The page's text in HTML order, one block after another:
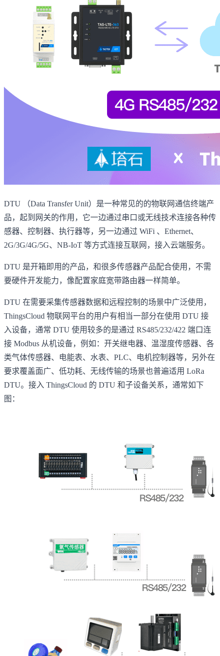
DTU （Data Transfer Unit）是一种常见的的物联网通信终端产
品，起到网关的作用，它一边通过串口或无线技术连接各种传
感器、控制器、执行器等，另一边通过 WiFi 、Ethernet、
2G/3G/4G/5G、NB-IoT 等方式连接互联网，接入云端服务。
DTU 是开箱即用的产品，和很多传感器产品配合使用，不需
要硬件开发能力，像配置家庭宽带路由器一样简单。
DTU 在需要采集传感器数据和远程控制的场景中广泛使用，
ThingsCloud 物联网平台的用户有相当一部分在使用 DTU 接
入设备，通常 DTU 使用较多的是通过 RS485/232/422 端口连
接 Modbus 从机设备，例如：开关继电器、温湿度传感器、各
类气体传感器、电能表、水表、PLC、电机控制器等，另外在
要求覆盖面广、低功耗、无线传输的场景也普遍适用 LoRa
DTU。接入 ThingsCloud 的 DTU 和子设备关系，通常如下
图：